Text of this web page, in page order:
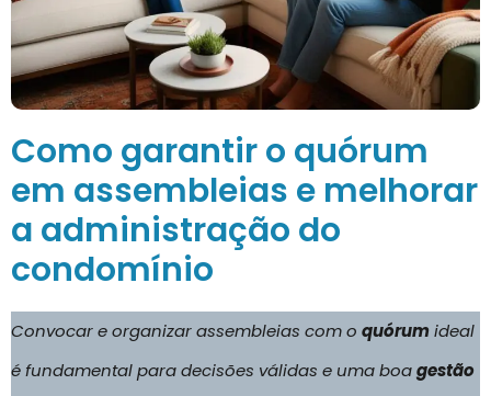
Como garantir o quórum
em assembleias e melhorar
a administração do
condomínio
Convocar e organizar assembleias com o quórumideal
é fundamental para decisões válidas e uma boagestão